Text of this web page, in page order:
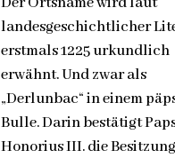
landesgeschichtlicher
erstmals 1225 urkundlich
erwähnt. Und zwar als
„Derlunbac“ in einem
Bulle. Darin bestätigt
Honorius III. die